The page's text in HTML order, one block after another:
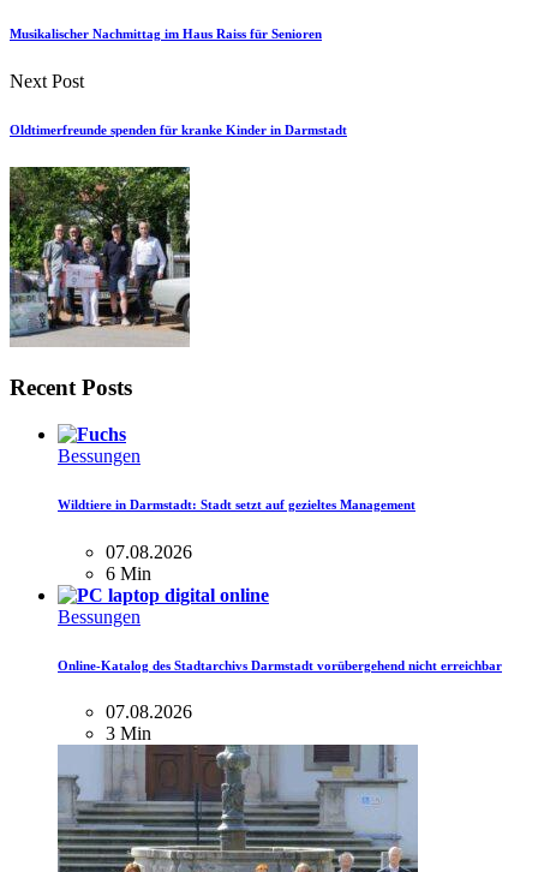
Musikalischer Nachmittag im Haus Raiss für Senioren
Next Post
Oldtimerfreunde spenden für kranke Kinder in Darmstadt
Recent Posts
Bessungen
Wildtiere in Darmstadt: Stadt setzt auf gezieltes Management
07.08.2026
6 Min
Bessungen
Online-Katalog des Stadtarchivs Darmstadt vorübergehend nicht erreichbar
07.08.2026
3 Min